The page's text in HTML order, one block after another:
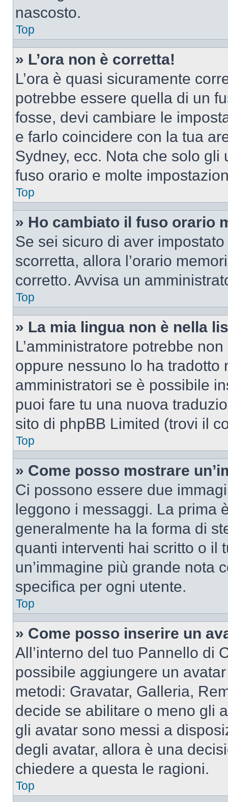
nascosto.
Top
» L’ora non è corretta!
L’ora è quasi sicuramente
potrebbe essere quella di un
fosse, devi cambiare le
e farlo coincidere con la tua
Sydney, ecc. Nota che solo
fuso orario e molte
Top
» Ho cambiato il fuso orario
Se sei sicuro di aver
scorretta, allora l’orario
corretto. Avvisa un
Top
» La mia lingua non è nella
L’amministratore potrebbe
oppure nessuno lo ha
amministratori se è possibile
puoi fare tu una nuova
sito di phpBB Limited (trovi il
Top
» Come posso mostrare
Ci possono essere due
leggono i messaggi. La prima
generalmente ha la forma di
quanti interventi hai scritto o il
un’immagine più grande nota
specifica per ogni utente.
Top
» Come posso inserire un
All’interno del tuo Pannello di
possibile aggiungere un
metodi: Gravatar, Galleria,
decide se abilitare o meno gli
gli avatar sono messi a
degli avatar, allora è una
chiedere a questa le ragioni.
Top